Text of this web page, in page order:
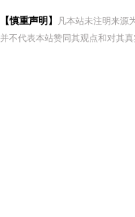
【慎重声明】
凡本站未注明来源
并不代表本站赞同其观点和对其